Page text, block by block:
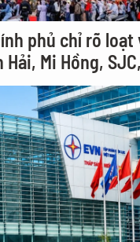
phủ chỉ rõ
Hải, Mi Hồng,